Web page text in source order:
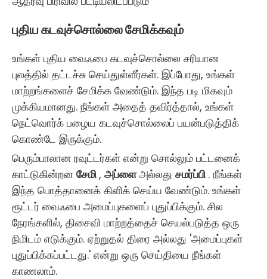
புதிய கடவுச்சொல்லை சேமிக்கவும்
உங்கள் புதிய வைஃபை கடவுச்சொல்லை சரியான
புலத்தில் தட்டச்சு செய்துள்ளீர்கள். இப்போது, ​​உங்கள்
மாற்றங்களைச் சேமிக்க வேண்டும். இந்த படி மிகவும்
முக்கியமானது. நீங்கள் அதைத் தவிர்த்தால், உங்கள்
நெட்வொர்க் பழைய கடவுச்சொல்லைப் பயன்படுத்திக்
கொண்டே இருக்கும்.
பெரும்பாலான ரவுட்டர்கள் என்று சொல்லும் பட்டனைக்
காட்டுகின்றன சேமி, அப்ளைஅல்லது சமர்ப்பி . நீங்கள்
இந்த பொத்தானைக் கிளிக் செய்ய வேண்டும். உங்கள்
ரூட்டர் வைஃபை அமைப்புகளைப் புதுப்பிக்கும். சில
நேரங்களில், திசைவி மாற்றத்தைச் செயல்படுத்த ஒரு
நிமிடம் எடுக்கும். ஏற்றுதல் திரை அல்லது 'அமைப்புகள்
புதுப்பிக்கப்பட்டது.' என்று ஒரு செய்தியை நீங்கள்
காணலாம்.